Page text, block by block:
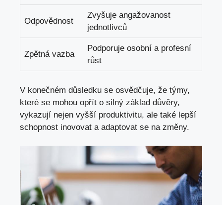
Odpovědnost
Zvyšuje angažovanost
jednotlivců
Zpětná vazba
Podporuje osobní a profesní
růst
V konečném důsledku se osvědčuje, že týmy,
které se mohou opřít o silný základ důvěry,
vykazují nejen vyšší produktivitu, ale také lepší
schopnost inovovat a adaptovat se na změny.